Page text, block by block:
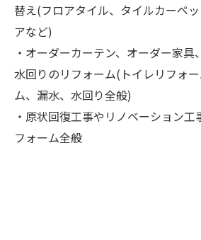
替え(フロアタイル、タイルカーペ
アなど)
・オーダーカーテン、オーダー家具
水回りのリフォーム(トイレリフォ
ム、漏水、水回り全般)
・原状回復工事やリノベーション工
フォーム全般